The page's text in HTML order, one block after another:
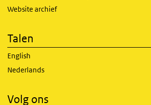
Website archief
Talen
English
Nederlands
Volg ons